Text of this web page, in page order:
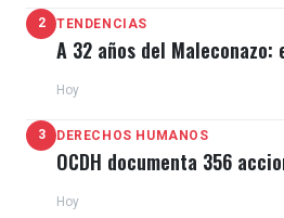
2 TENDENCIAS
A 32 años del
Hoy
3 DERECHOS HUMANOS
OCDH documenta 356
Hoy